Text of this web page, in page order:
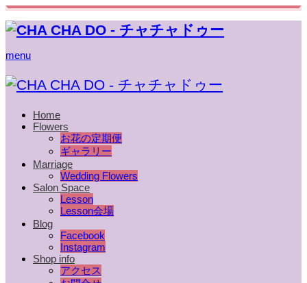
menu
Home
Flowers
お花の定期便
ギャラリー
Marriage
Wedding Flowers
Salon Space
Lesson
Lesson会場
Blog
Facebook
Instagram
Shop info
アクセス